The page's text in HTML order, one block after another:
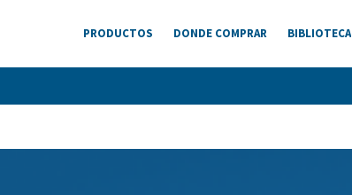
PRODUCTOS DONDE COMPRAR BIBLIOTECA